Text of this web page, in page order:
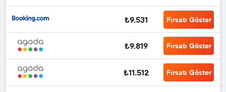
₺9.531 Fırsatı Göster
₺9.819 Fırsatı Göster
₺11.512 Fırsatı Göster